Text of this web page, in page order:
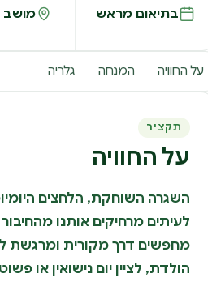
בתיאום מראש מושב
על החוויה המנחה גלריה
תקציר
על החוויה
השגרה השוחקת, הלחצים
לעיתים מרחיקים אותנו
מחפשים דרך מקורית ומרגשת
הולדת, לציין יום נישואין או